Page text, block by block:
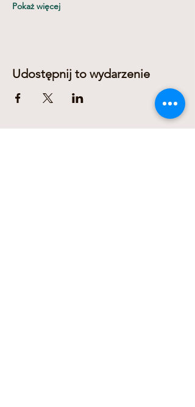
Pokaż więcej
Udostępnij to wydarzenie